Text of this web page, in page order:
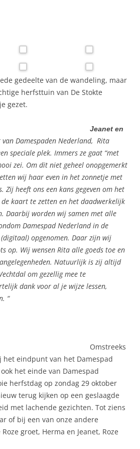
gedeelte van de wandeling, maar
herfsttuin van De Stokte
gezet.
Jeanet en
van Damespaden Nederland, Rita
speciale plek. Immers ze gaat “met
zei. Om dit niet geheel onopgemerkt
wij haar even in het zonnetje met
Zij heeft ons een kans gegeven om het
de kaart te zetten en het daadwerkelijk
Daarbij worden wij samen met alle
Damespad Nederland in de
opgenomen. Daar zijn wij
op. Wij wensen Rita alle goeds toe en
Natuurlijk is zij altijd
om gezellig mee te
dank voor al je wijze lessen,
“
Omstreeks
het eindpunt van het Damespad
het einde van Damespad
herfstdag op zondag 29 oktober
terug kijken op een geslaagde
met lachende gezichten. Tot ziens
of bij een van onze andere
groet, Herma en Jeanet, Roze